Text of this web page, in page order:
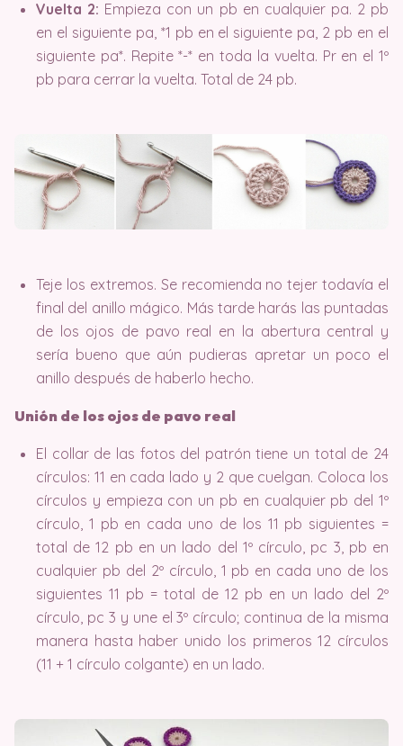
Vuelta 2: Empieza con un pb en cualquier pa. 2 pb
en el siguiente pa, *1 pb en el siguiente pa, 2 pb en el
siguiente pa*. Repite *-* en toda la vuelta. Pr en el 1º
pb para cerrar la vuelta. Total de 24 pb.
Teje los extremos. Se recomienda no tejer todavía el
final del anillo mágico. Más tarde harás las puntadas
de los ojos de pavo real en la abertura central y
sería bueno que aún pudieras apretar un poco el
anillo después de haberlo hecho.
Unión de los ojos de pavo real
El collar de las fotos del patrón tiene un total de 24
círculos: 11 en cada lado y 2 que cuelgan. Coloca los
círculos y empieza con un pb en cualquier pb del 1º
círculo, 1 pb en cada uno de los 11 pb siguientes =
total de 12 pb en un lado del 1º círculo, pc 3, pb en
cualquier pb del 2º círculo, 1 pb en cada uno de los
siguientes 11 pb = total de 12 pb en un lado del 2º
círculo, pc 3 y une el 3º círculo; continua de la misma
manera hasta haber unido los primeros 12 círculos
(11 + 1 círculo colgante) en un lado.